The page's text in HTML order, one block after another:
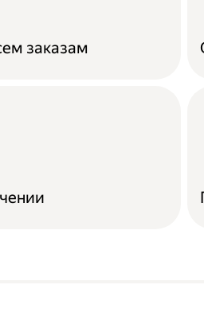
заказам